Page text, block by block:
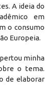
A ideia do
em
o consumo
Europeia.
minha
o tema.
de elaborar